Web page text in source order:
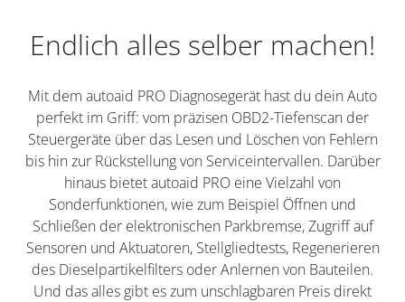
Endlich alles selber machen!
Mit dem autoaid PRO Diagnosegerät hast du dein Auto
perfekt im Griff: vom präzisen OBD2-Tiefenscan der
Steuergeräte über das Lesen und Löschen von Fehlern
bis hin zur Rückstellung von Serviceintervallen. Darüber
hinaus bietet autoaid PRO eine Vielzahl von
Sonderfunktionen, wie zum Beispiel Öffnen und
Schließen der elektronischen Parkbremse, Zugriff auf
Sensoren und Aktuatoren, Stellgliedtests, Regenerieren
des Dieselpartikelfilters oder Anlernen von Bauteilen.
Und das alles gibt es zum unschlagbaren Preis direkt